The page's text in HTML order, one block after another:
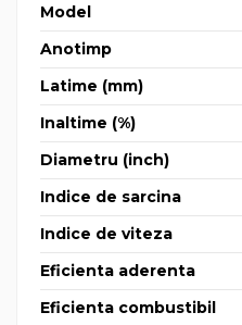
Model
Anotimp
Latime (mm)
Inaltime (%)
Diametru (inch)
Indice de sarcina
Indice de viteza
Eficienta aderenta
Eficienta combustibil